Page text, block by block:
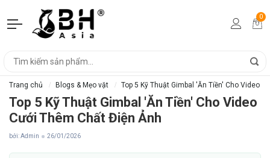
0
Trang chủ Blogs & Mẹo vặt Top 5 Kỹ Thuật Gimbal 'Ăn Tiền' Cho Video
Top 5 Kỹ Thuật Gimbal 'Ăn Tiền' Cho Video
Cưới Thêm Chất Điện Ảnh
bởi: Admin 26/01/2026